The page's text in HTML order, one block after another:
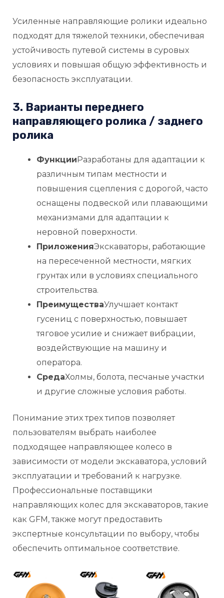
Усиленные направляющие ролики идеально
подходят для тяжелой техники, обеспечивая
устойчивость путевой системы в суровых
условиях и повышая общую эффективность и
безопасность эксплуатации.
3. Варианты переднего
направляющего ролика / заднего
ролика
ФункцииРазработаны для адаптации к
различным типам местности и
повышения сцепления с дорогой, часто
оснащены подвеской или плавающими
механизмами для адаптации к
неровной поверхности.
ПриложенияЭкскаваторы, работающие
на пересеченной местности, мягких
грунтах или в условиях специального
строительства.
ПреимуществаУлучшает контакт
гусениц с поверхностью, повышает
тяговое усилие и снижает вибрации,
воздействующие на машину и
оператора.
СредаХолмы, болота, песчаные участки
и другие сложные условия работы.
Понимание этих трех типов позволяет
пользователям выбрать наиболее
подходящее направляющее колесо в
зависимости от модели экскаватора, условий
эксплуатации и требований к нагрузке.
Профессиональные поставщики
направляющих колес для экскаваторов, такие
как GFM, также могут предоставить
экспертные консультации по выбору, чтобы
обеспечить оптимальное соответствие.